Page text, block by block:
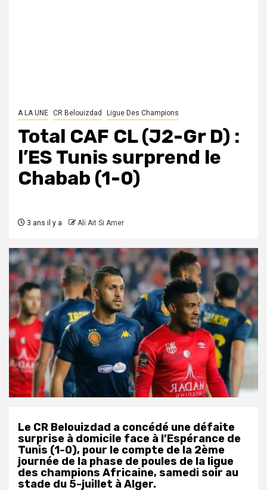
A LA UNE CR Belouizdad Ligue Des Champions
Total CAF CL (J2-Gr D) :
l’ES Tunis surprend le
Chabab (1-0)
3 ans il y a Ali Ait Si Amer
Le CR Belouizdad a concédé une défaite
surprise à domicile face à l’Espérance de
Tunis (1-0), pour le compte de la 2ème
journée de la phase de poules de la ligue
des champions Africaine, samedi soir au
stade du 5-juillet à Alger.